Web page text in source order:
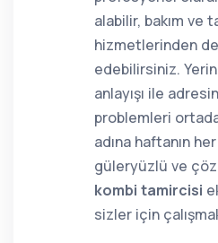
alabilir, bakım ve
hizmetlerinden
edebilirsiniz.
anlayışı ile
problemleri
adına haftanın
güleryüzlü ve
kombi tamircisi
sizler için